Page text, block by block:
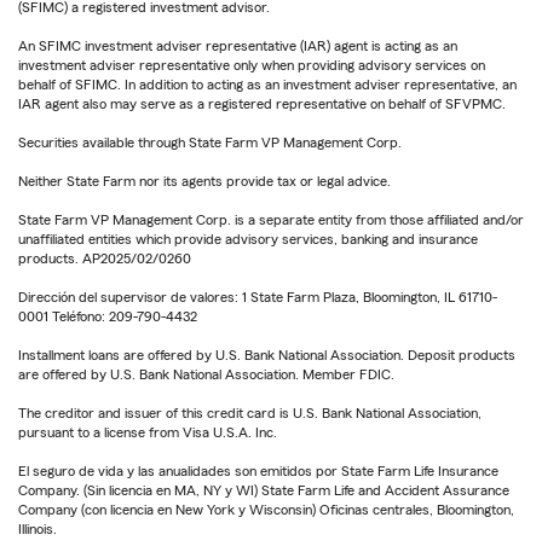
(SFIMC) a registered investment advisor.
An SFIMC investment adviser representative (IAR) agent is acting as an
investment adviser representative only when providing advisory services on
behalf of SFIMC. In addition to acting as an investment adviser representative, an
IAR agent also may serve as a registered representative on behalf of SFVPMC.
Securities available through State Farm VP Management Corp.
Neither State Farm nor its agents provide tax or legal advice.
State Farm VP Management Corp. is a separate entity from those affiliated and/or
unaffiliated entities which provide advisory services, banking and insurance
products. AP2025/02/0260
Dirección del supervisor de valores: 1 State Farm Plaza, Bloomington, IL 61710-
0001 Teléfono: 209-790-4432
Installment loans are offered by U.S. Bank National Association. Deposit products
are offered by U.S. Bank National Association. Member FDIC.
The creditor and issuer of this credit card is U.S. Bank National Association,
pursuant to a license from Visa U.S.A. Inc.
El seguro de vida y las anualidades son emitidos por State Farm Life Insurance
Company. (Sin licencia en MA, NY y WI) State Farm Life and Accident Assurance
Company (con licencia en New York y Wisconsin) Oficinas centrales, Bloomington,
Illinois.